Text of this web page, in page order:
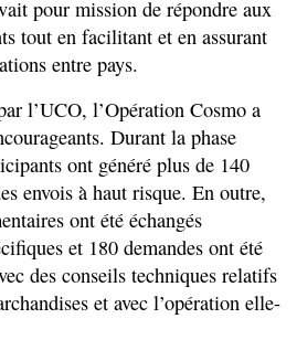
pour mission de répondre aux
tout en facilitant et en assurant
entre pays.
l’UCO, l’Opération Cosmo a
Durant la phase
ont généré plus de 140
envois à haut risque. En outre,
ont été échangés
et 180 demandes ont été
des conseils techniques relatifs
et avec l’opération elle-